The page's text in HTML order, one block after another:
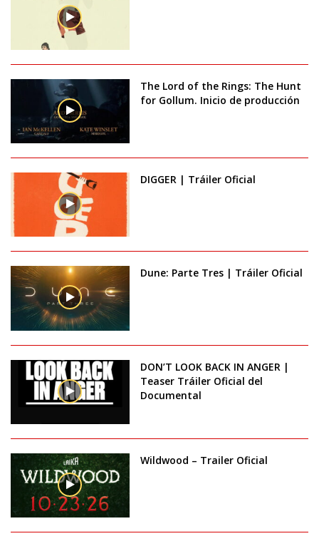
The Lord of the Rings: The Hunt
for Gollum. Inicio de producción
DIGGER | Tráiler Oficial
Dune: Parte Tres | Tráiler Oficial
DON’T LOOK BACK IN ANGER |
Teaser Tráiler Oficial del
Documental
Wildwood – Trailer Oficial